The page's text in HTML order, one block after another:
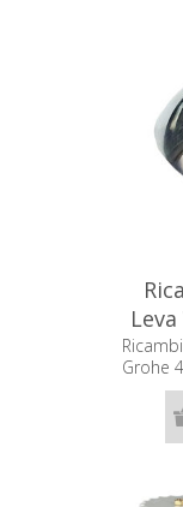
Grohe
un
facile